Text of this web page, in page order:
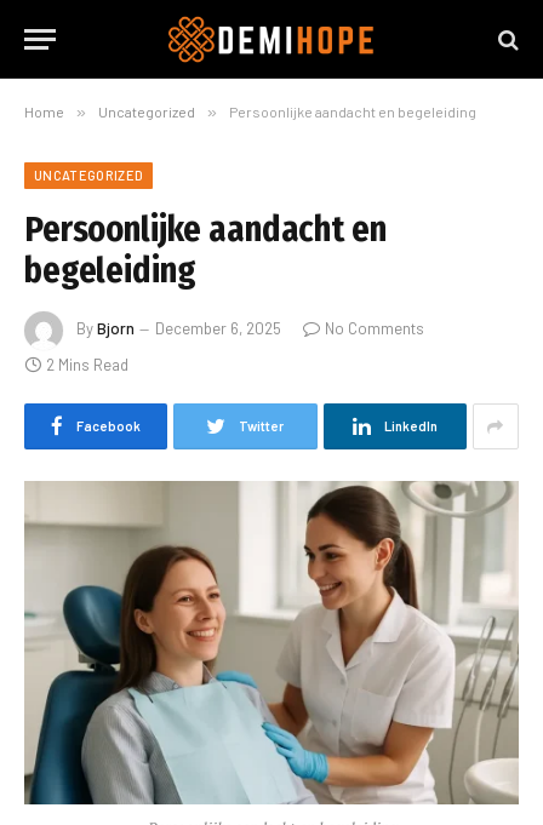
Home » Uncategorized » Persoonlijke aandacht en begeleiding
UNCATEGORIZED
Persoonlijke aandacht en
begeleiding
ByBjorn December 6, 2025
No Comments
2 Mins Read
Facebook Twitter LinkedIn